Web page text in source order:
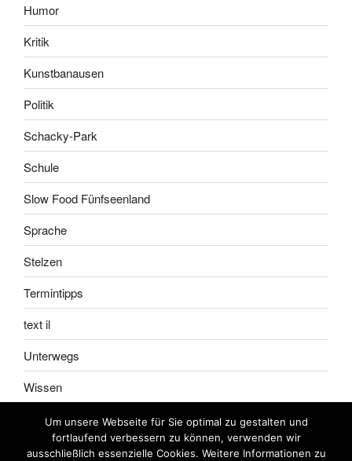
Humor
Kritik
Kunstbanausen
Politik
Schacky-Park
Schule
Slow Food Fünfseenland
Sprache
Stelzen
Termintipps
text il
Unterwegs
Wissen
Um unsere Webseite für Sie optimal zu gestalten und
fortlaufend verbessern zu können, verwenden wir
ausschließlich essenzielle Cookies. Weitere Informationen zu